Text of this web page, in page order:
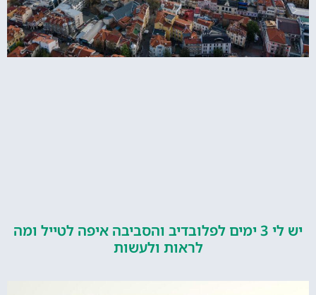
יש לי 3 ימים לפלובדיב והסביבה איפה לטייל ומה
לראות ולעשות